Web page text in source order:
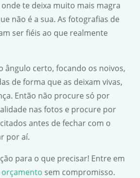
te deixa muito mais magra
não é a sua. As fotografias de
ser fiéis ao que realmente
ângulo certo, focando os noivos,
de forma que as deixam vivas,
Então não procure só por
nas fotos e procure por
antes de fechar com o
por aí.
para o que precisar! Entre em
orçamento sem compromisso.